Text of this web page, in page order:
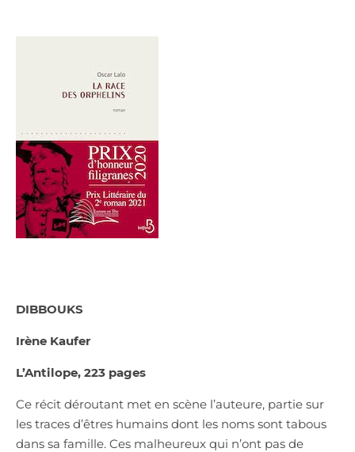
DIBBOUKS
Irène Kaufer
L’Antilope, 223 pages
Ce récit déroutant met en scène l’auteure, partie sur
les traces d’êtres humains dont les noms sont tabous
dans sa famille. Ces malheureux qui n’ont pas de